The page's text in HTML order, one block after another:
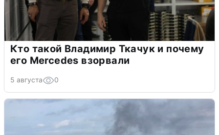
Кто такой Владимир Ткачук и почему
его Mercedes взорвали
5 августа 0